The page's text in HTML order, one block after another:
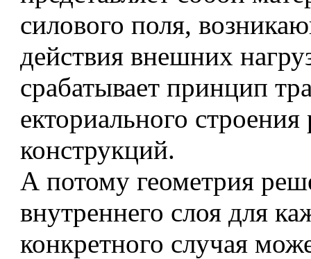
силового поля,
действия внешних
срабатывает принцип
екториального
конструкций.
А потому геометрия
внутреннего слоя для
конкретного случая